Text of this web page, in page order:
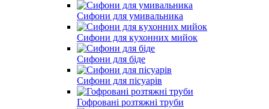
Сифони для умивальника
Сифони для кухонних мийок
Сифони для біде
Сифони для пісуарів
Гофровані розтяжні труби